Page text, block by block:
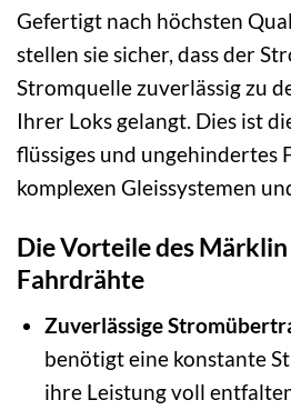
Gefertigt nach höchsten
stellen sie sicher, dass der
Stromquelle zuverlässig zu
Ihrer Loks gelangt. Dies ist
flüssiges und ungehindertes
komplexen Gleissystemen
Die Vorteile des
Fahrdrähte
Zuverlässige
benötigt eine konstante
ihre Leistung voll